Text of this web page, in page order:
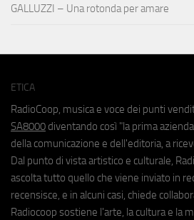
GALLUZZI – Una rotonda per amare
ETICA
RadioCoop, musica e voce dei punti
SA8000 diventando così "la prima
della comunicazione e dell'editoria, a
Dal punto di vista artistico e culturale,
ascolta tutto quello che viene inviato in
recensisce, e in alcuni casi, chiede
Radiocoop sostiene l'arte, la cultura e la